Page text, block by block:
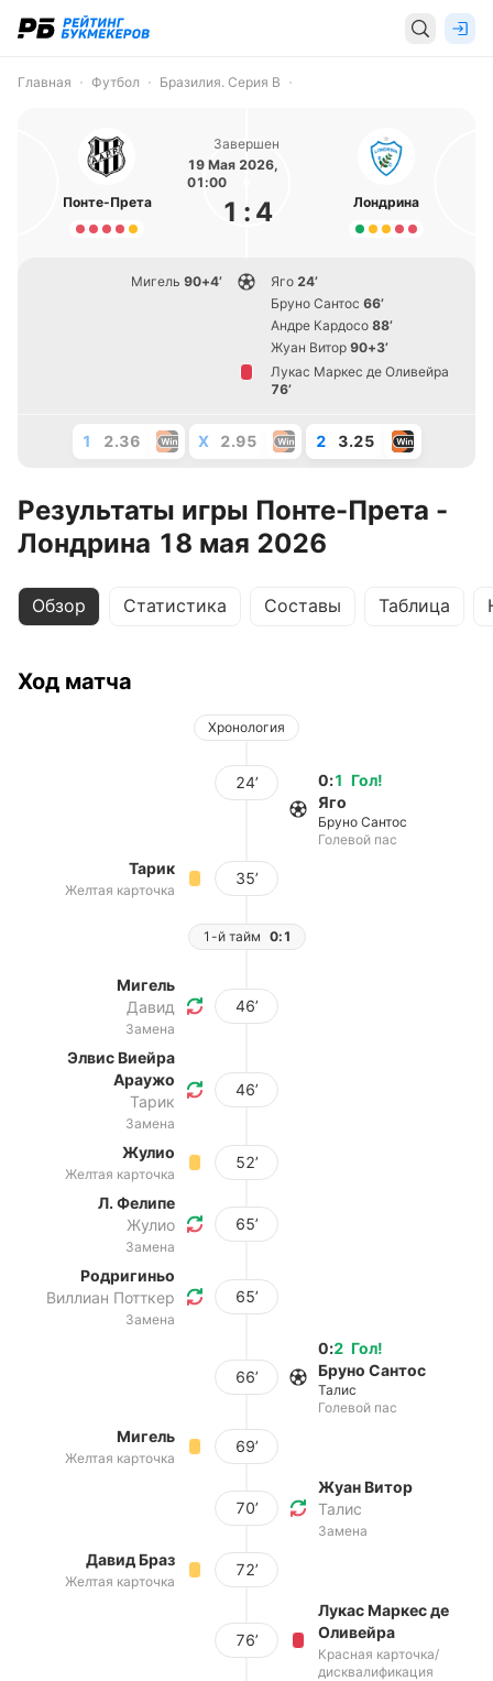
Главная Футбол Бразилия. Серия B
Понте-Прета
Завершен
19 Мая 2026,
01:00
1 : 4 Лондрина
Мигель 90+4’ Яго 24’
Бруно Сантос 66’
Андре Кардосо 88’
Жуан Витор 90+3’
Лукас Маркес де Оливейра
76’
1 2.36 X 2.95 2 3.25
Результаты игры Понте-Прета -
Лондрина 18 мая 2026
Обзор Статистика Составы Таблица
Ход матча
Хронология
24’ Гол!
0:1
Яго
Бруно Сантос
Голевой пас
Тарик
Желтая карточка
35’
1-й тайм 0:1
Мигель
Давид
Замена
46’
Элвис Виейра
Араужо
Тарик
Замена
46’
Жулио
Желтая карточка
52’
Л. Фелипе
Жулио
Замена
65’
Родригиньо
Виллиан Потткер
Замена
65’
66’
Гол!
0:2
Бруно Сантос
Талис
Голевой пас
Мигель
Желтая карточка
69’
70’
Жуан Витор
Талис
Замена
Давид Браз
Желтая карточка
72’
76’
Лукас Маркес де
Оливейра
Красная карточка/
дисквалификация